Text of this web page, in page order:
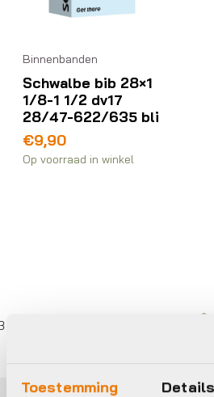
Toestemming Details
Binnenbanden
Schwalbe bib 28×1
1/8-1 1/2 dv17
28/47-622/635 bli
€9,90
Op voorraad in winkel
betalen,